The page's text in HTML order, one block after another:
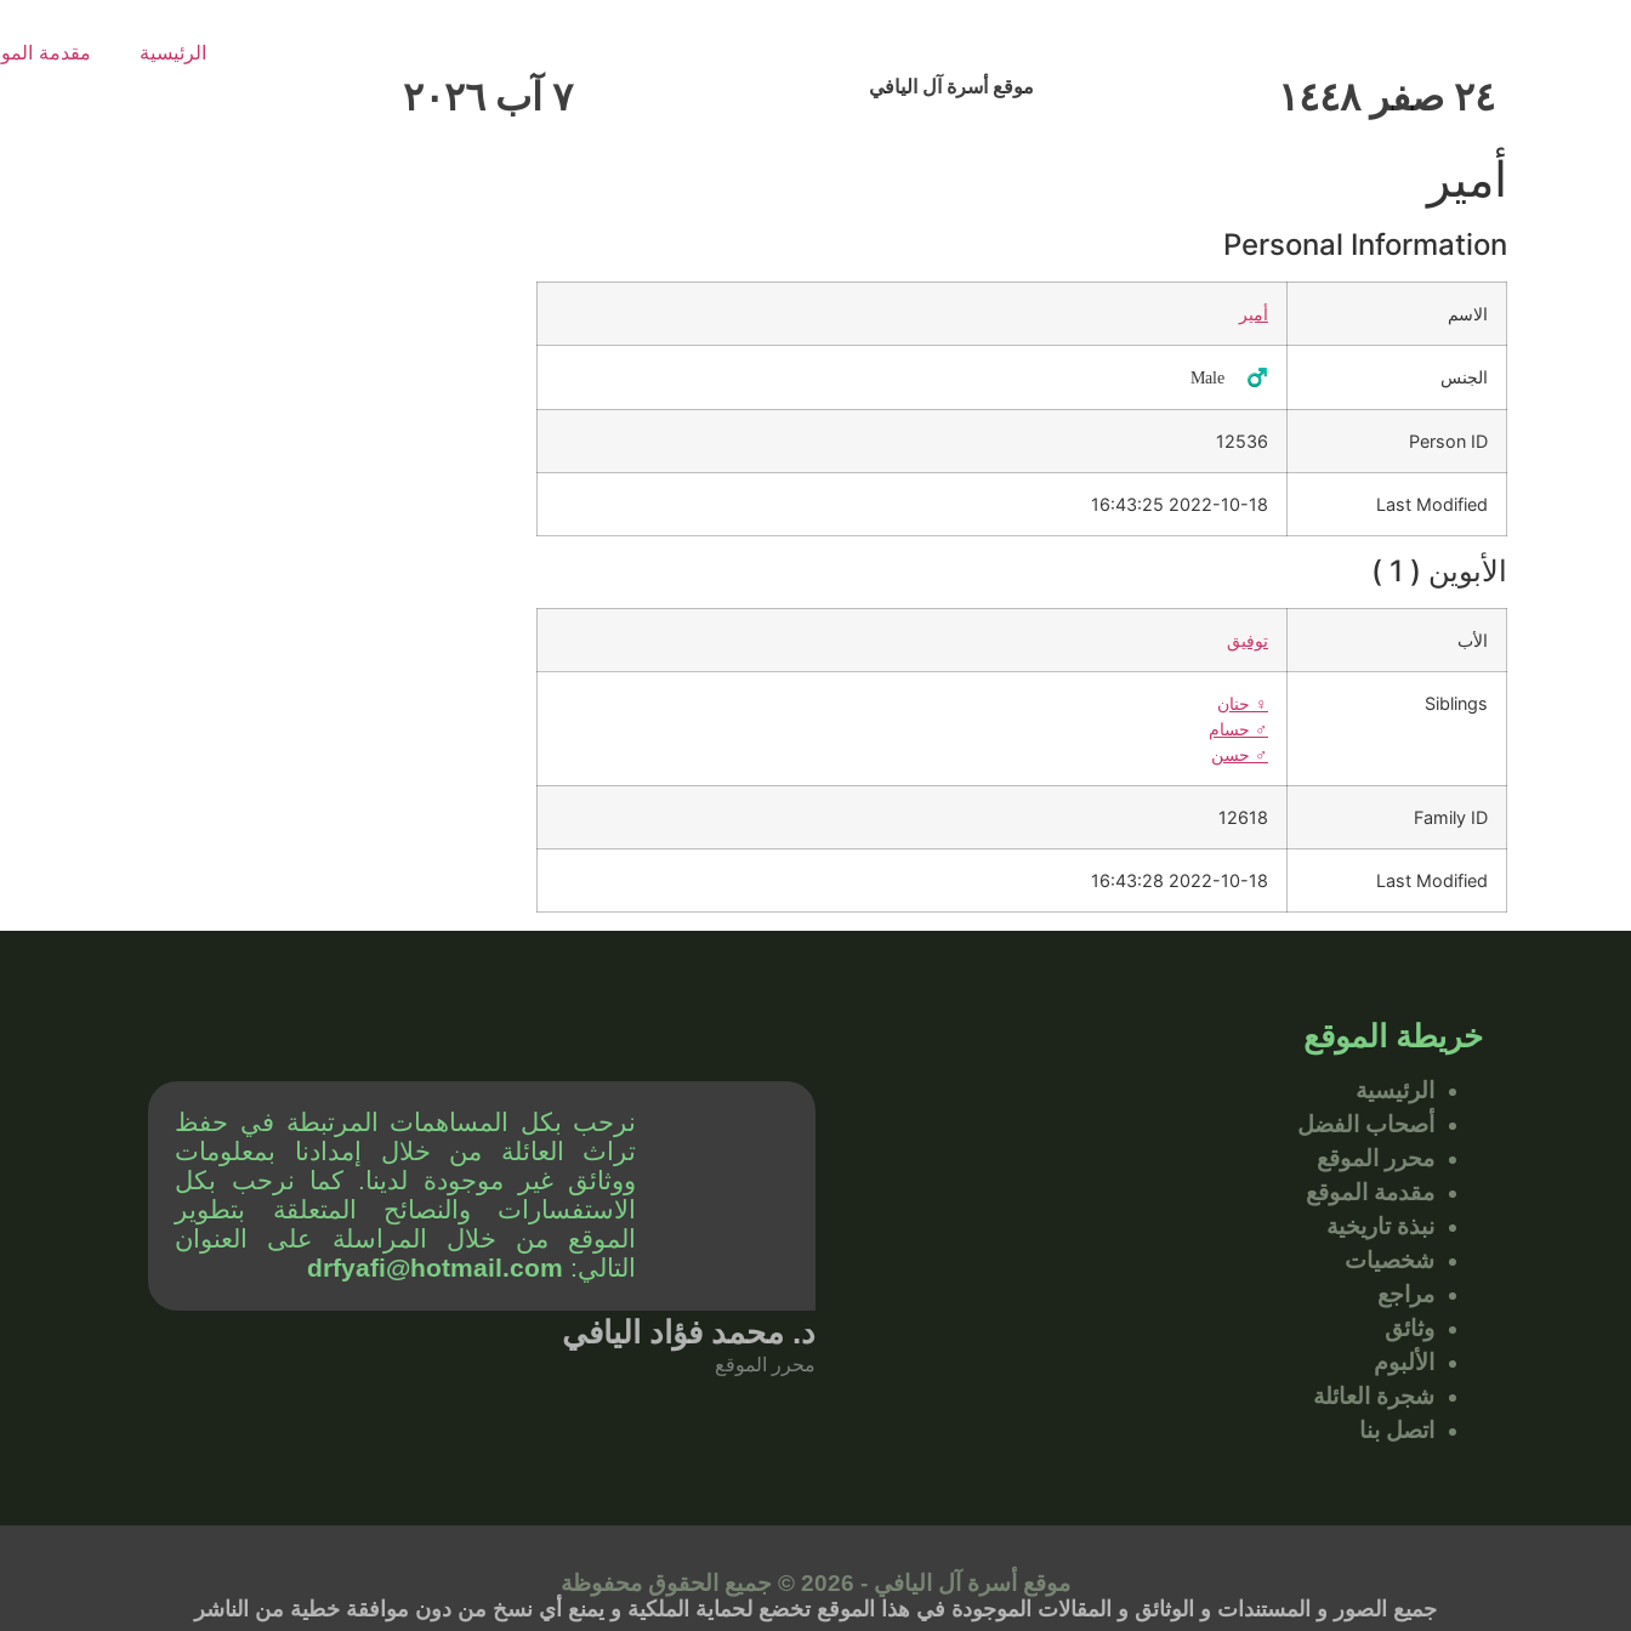
الرئيسية مقدمة
٢٤ صفر ١٤٤٨ موقع أسرة آل اليافي ٧ آب ٢٠٢٦
أمير
Personal Information
الاسم أمير
الجنس ♂️ Male
Person ID
12536
Last Modified
2022-10-18 16:43:25
الأبوين ( 1 )
الأب توفيق
Siblings
♀️ حنان
♂️ حسام
♂️ حسن
Family ID
12618
Last Modified
2022-10-18 16:43:28
خريطة الموقع
الرئيسية
أصحاب الفضل
محرر الموقع
مقدمة الموقع
نبذة تاريخية
شخصيات
مراجع
وثائق
الألبوم
شجرة العائلة
اتصل بنا
نرحب بكل المساهمات المرتبطة في حفظ
تراث العائلة من خلال إمدادنا بمعلومات
ووثائق غير موجودة لدينا. كما نرحب بكل
الاستفسارات والنصائح المتعلقة بتطوير
الموقع من خلال المراسلة على العنوان
التالي: drfyafi@hotmail.com
د. محمد فؤاد اليافي
محرر الموقع
موقع أسرة آل اليافي - 2026 © جميع الحقوق محفوظة
جميع الصور و المستندات و الوثائق و المقالات الموجودة في هذا الموقع تخضع لحماية الملكية و يمنع أي نسخ من دون موافقة خطية من الناشر